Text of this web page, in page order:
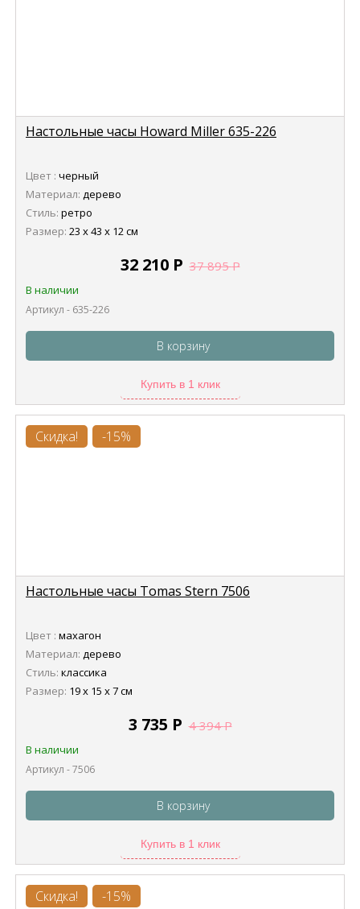
Настольные часы Howard Miller 635-226
Цвет : черный
Материал: дерево
Стиль: ретро
Размер: 23 х 43 х 12 см
32 210 Р 37 895Р
В наличии
Артикул - 635-226
В корзину
Купить в 1 клик
Скидка! -15%
Настольные часы Tomas Stern 7506
Цвет : махагон
Материал: дерево
Стиль: классика
Размер: 19 х 15 х 7 см
3 735 Р 4 394Р
В наличии
Артикул - 7506
В корзину
Купить в 1 клик
Скидка! -15%